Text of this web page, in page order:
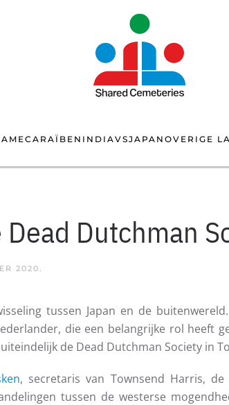
CARAÏBEN INDIAVSJAPAN OVERIGE
Dutchman
2020.
tussen Japan en de
die een belangrijke rol heeft
de Dead Dutchman Society in
, secretaris van Townsend Harris,
tussen de westerse